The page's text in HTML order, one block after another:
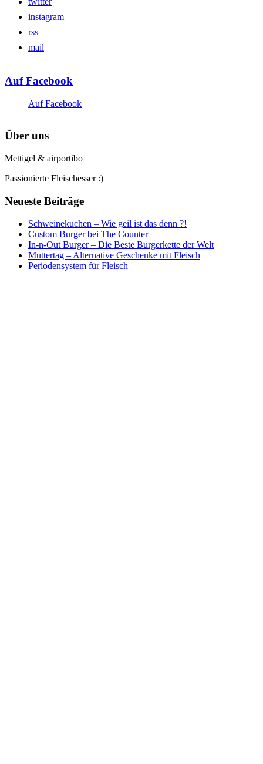
instagram
rss
mail
Auf Facebook
Auf Facebook
Über uns
Mettigel & airportibo
Passionierte Fleischesser :)
Neueste Beiträge
Schweinekuchen – Wie geil ist das denn ?!
Custom Burger bei The Counter
In-n-Out Burger – Die Beste Burgerkette der Welt
Muttertag – Alternative Geschenke mit Fleisch
Periodensystem für Fleisch